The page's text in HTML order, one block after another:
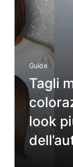
Guide
Tagli
look